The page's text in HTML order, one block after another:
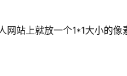
站上就放一个1*1大小的像